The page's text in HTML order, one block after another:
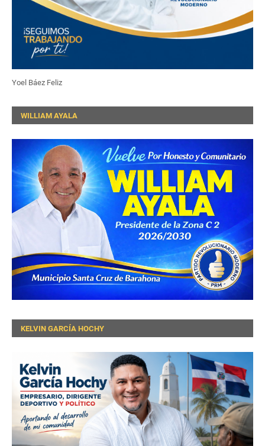
Yoel Báez Feliz
WILLIAM AYALA
KELVIN GARCÍA HOCHY